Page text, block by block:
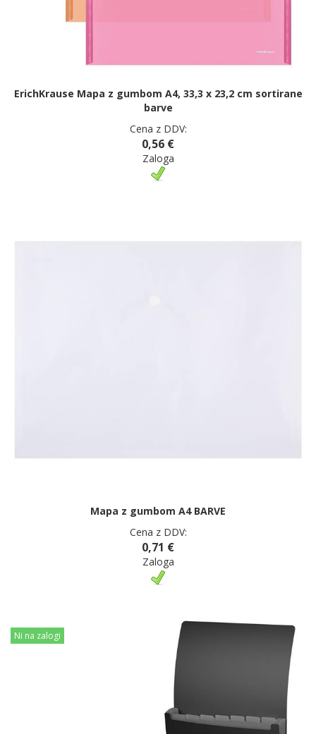
ErichKrause Mapa z gumbom A4, 33,3 x 23,2 cm sortirane
barve
Cena z DDV:
0,56 €
Zaloga
Mapa z gumbom A4 BARVE
Cena z DDV:
0,71 €
Zaloga
Ni na zalogi